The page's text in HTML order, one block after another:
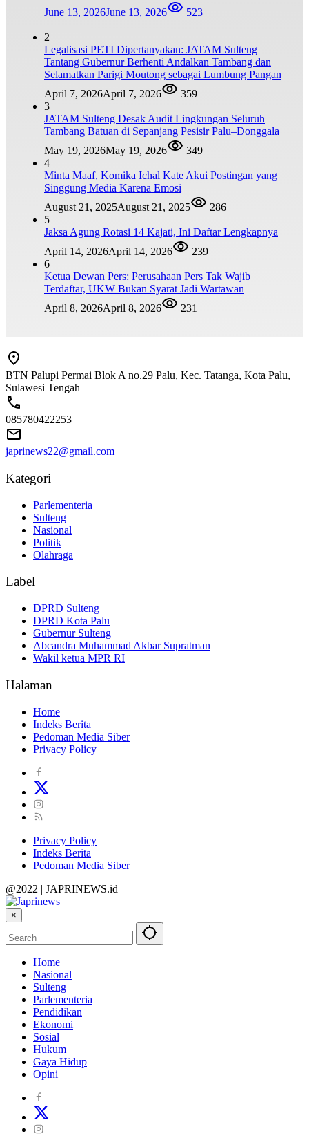
June 13, 2026June 13, 2026 523
2
Legalisasi PETI Dipertanyakan: JATAM Sulteng
Tantang Gubernur Berhenti Andalkan Tambang dan
Selamatkan Parigi Moutong sebagai Lumbung Pangan
April 7, 2026April 7, 2026
359
3
JATAM Sulteng Desak Audit Lingkungan Seluruh
Tambang Batuan di Sepanjang Pesisir Palu–Donggala
May 19, 2026May 19, 2026
349
4
Minta Maaf, Komika Ichal Kate Akui Postingan yang
Singgung Media Karena Emosi
August 21, 2025August 21, 2025
286
5
Jaksa Agung Rotasi 14 Kajati, Ini Daftar Lengkapnya
April 14, 2026April 14, 2026
239
6
Ketua Dewan Pers: Perusahaan Pers Tak Wajib
Terdaftar, UKW Bukan Syarat Jadi Wartawan
April 8, 2026April 8, 2026 231
BTN Palupi Permai Blok A no.29 Palu, Kec. Tatanga, Kota Palu,
Sulawesi Tengah
085780422253
japrinews22@gmail.com
Kategori
Parlementeria
Sulteng
Nasional
Politik
Olahraga
Label
DPRD Sulteng
DPRD Kota Palu
Gubernur Sulteng
Abcandra Muhammad Akbar Supratman
Wakil ketua MPR RI
Halaman
Home
Indeks Berita
Pedoman Media Siber
Privacy Policy
Privacy Policy
Indeks Berita
Pedoman Media Siber
@2022 | JAPRINEWS.id
×
Home
Nasional
Sulteng
Parlementeria
Pendidikan
Ekonomi
Sosial
Hukum
Gaya Hidup
Opini